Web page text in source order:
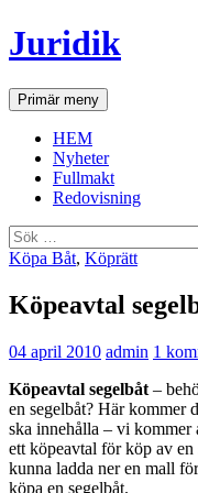
Hoppa
till
Juridik
SökPrimär meny
HEM
Nyheter
Fullmakt
Redovisning
Sök
efter:
Köpa Båt, Köprätt
Köpeavtal
04 april 2010 admin 1
Köpeavtal segelbåt –
en segelbåt? Här kommer
ska innehålla – vi kommer
ett köpeavtal för köp av
kunna ladda ner en mall
köpa en segelbåt.